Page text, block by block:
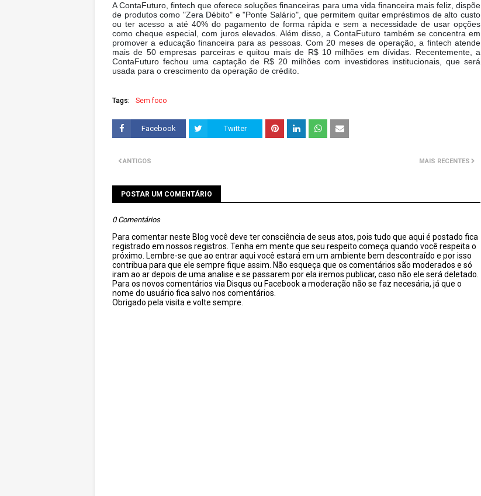
A ContaFuturo, fintech que oferece soluções financeiras para uma vida financeira mais feliz, dispõe
de produtos como "Zera Débito" e "Ponte Salário", que permitem quitar empréstimos de alto custo
ou ter acesso a até 40% do pagamento de forma rápida e sem a necessidade de usar opções
como cheque especial, com juros elevados. Além disso, a ContaFuturo também se concentra em
promover a educação financeira para as pessoas. Com 20 meses de operação, a fintech atende
mais de 50 empresas parceiras e quitou mais de R$ 10 milhões em dívidas. Recentemente, a
ContaFuturo fechou uma captação de R$ 20 milhões com investidores institucionais, que será
usada para o crescimento da operação de crédito.
Tags: Sem foco
Facebook Twitter
MAIS RECENTES
ANTIGOS
POSTAR UM COMENTÁRIO
0 Comentários
Para comentar neste Blog você deve ter consciência de seus atos, pois tudo que aqui é postado fica
registrado em nossos registros. Tenha em mente que seu respeito começa quando você respeita o
próximo. Lembre-se que ao entrar aqui você estará em um ambiente bem descontraído e por isso
contribua para que ele sempre fique assim. Não esqueça que os comentários são moderados e só
iram ao ar depois de uma analise e se passarem por ela iremos publicar, caso não ele será deletado.
Para os novos comentários via Disqus ou Facebook a moderação não se faz necesária, já que o
nome do usuário fica salvo nos comentários.
Obrigado pela visita e volte sempre.